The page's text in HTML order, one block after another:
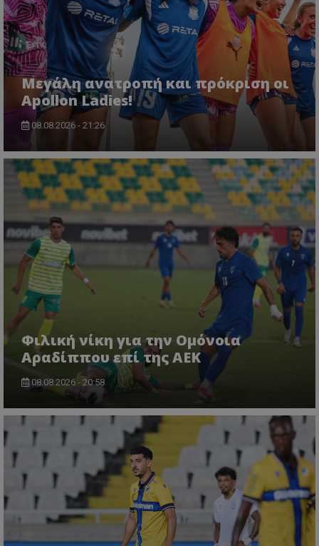
Μεγάλη ανατροπή και πρόκριση οι
Apollon Ladies!
08.08.2026 - 21:26
Φιλική νίκη για την Ομόνοια
Αραδίππου επί της ΑΕΚ
08.08.2026 - 20:58